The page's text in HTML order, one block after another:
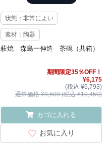
状態：非常によい
素材：陶器
萩焼 森島一伸造 茶碗（共箱）
期間限定35％OFF！
¥6,175
(税込 ¥6,793)
通常価格 ¥9,500 (税込 ¥10,450)
カゴに入れる
お気に入り